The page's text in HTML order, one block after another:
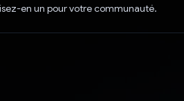
en un pour votre communauté.